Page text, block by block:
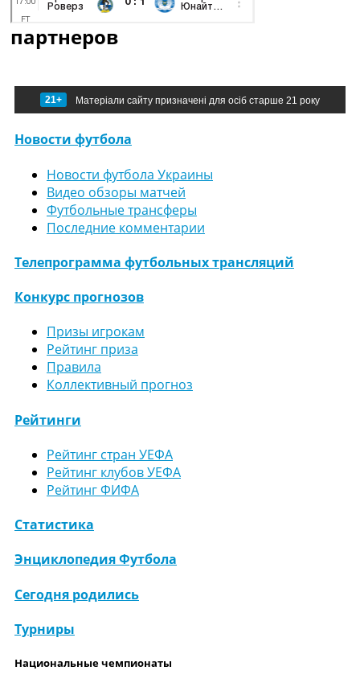
партнеров
21+ Матеріали сайту призначені для осіб старше 21 року
Новости футбола
Новости футбола Украины
Видео обзоры матчей
Футбольные трансферы
Последние комментарии
Телепрограмма футбольных трансляций
Конкурс прогнозов
Призы игрокам
Рейтинг приза
Правила
Коллективный прогноз
Рейтинги
Рейтинг стран УЕФА
Рейтинг клубов УЕФА
Рейтинг ФИФА
Статистика
Энциклопедия Футбола
Сегодня родились
Турниры
Национальные чемпионаты